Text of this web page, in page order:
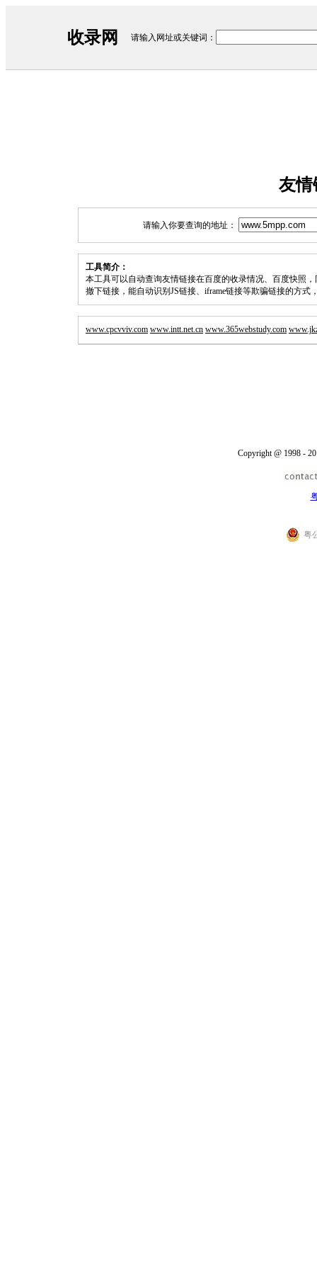
收录网 请输入网址或关键词：
友情
请输入你要查询的地址：
工具简介：
本工具可以自动查询友情链接在百度的收录情况、百度快照
撤下链接，能自动识别JS链接、iframe链接等欺骗链接的方式
www.cpcvviv.com www.intt.net.cn www.365webstudy.com
Copyright @ 1998 -
粤